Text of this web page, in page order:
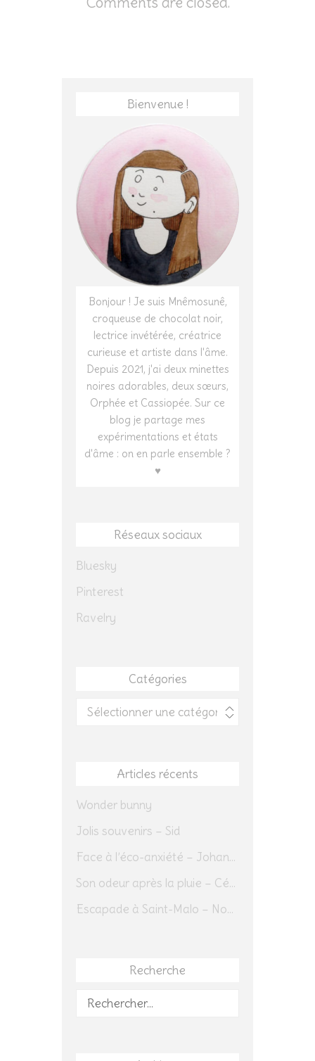
Bienvenue !
Bonjour ! Je suis Mnêmosunê,
croqueuse de chocolat noir,
lectrice invétérée, créatrice
curieuse et artiste dans l'âme.
Depuis 2021, j'ai deux minettes
noires adorables, deux sœurs,
Orphée et Cassiopée. Sur ce
blog je partage mes
expérimentations et états
d'âme : on en parle ensemble ?
♥
Réseaux sociaux
Bluesky
Pinterest
Ravelry
Catégories
Catégories
Articles récents
Wonder bunny
Jolis souvenirs – Sid
Face à l’éco-anxiété – Johannes Herrmann
Son odeur après la pluie – Cédric Sapin-Defour
Escapade à Saint-Malo – Novembre 2025 – Jour 1
Recherche
Rechercher :